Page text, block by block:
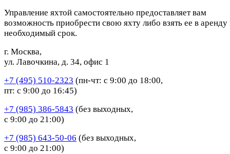
Управление яхтой самостоятельно предоставляет вам
возможность приобрести свою яхту либо взять ее в аренду
необходимый срок.
г. Москва,
ул. Лавочкина, д. 34, офис 1
+7 (495) 510-2323 (пн-чт: с 9:00 до 18:00,
пт: с 9:00 до 16:45)
+7 (985) 386-5843 (без выходных,
с 9:00 до 21:00)
+7 (985) 643-50-06 (без выходных,
с 9:00 до 21:00)